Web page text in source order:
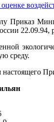
Приказ
22.09.94,
среду.